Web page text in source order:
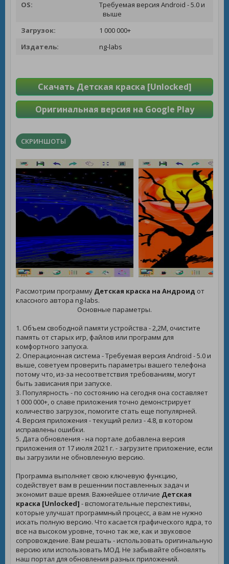
OS:
Требуемая версия Android - 5.0 и
выше
Загрузок:
1 000 000+
Издатель:
ng-labs
Скачать Детская краска [Unlocked]
Оригинальная версия на Google Play
СКРИНШОТЫ
Рассмотрим программу Детская краска на Андроид от
классного автора ng-labs.
Основные параметры.
1. Объем свободной памяти устройства - 2,2M, очистите
память от старых игр, файлов или программ для
комфортного запуска.
2. Операционная система - Требуемая версия Android - 5.0 и
выше, советуем проверить параметры вашего телефона
потому что, из-за несоответствия требованиям, могут
быть зависания при запуске.
3. Популярность - по состоянию на сегодня она составляет
1 000 000+, о славе приложения точно демонстрирует
количество загрузок, помогите стать еще популярней.
4. Версия приложения - текущий релиз - 4.8, в котором
исправлены ошибки.
5. Дата обновления - на портале добавлена версия
приложения от 17 июля 2021 г. - загрузите приложение, если
вы загрузили не обновленную версию.
Программа выполняет свою ключевую функцию,
содействует вам в решеннии поставленных задач и
экономит ваше время. Важнейшее отличие Детская
краска [Unlocked] - вспомогательные перспективы,
которые улучшат программный процесс, а вам не нужно
искать полную версию. Что касается графического ядра, то
все на высоком уровне, точно так же, как и звуковое
сопровождение. Вам решать - использовать оригинальную
версию или использовать МОД. Не забывайте обновлять
наш портал для обновления разных приложений.